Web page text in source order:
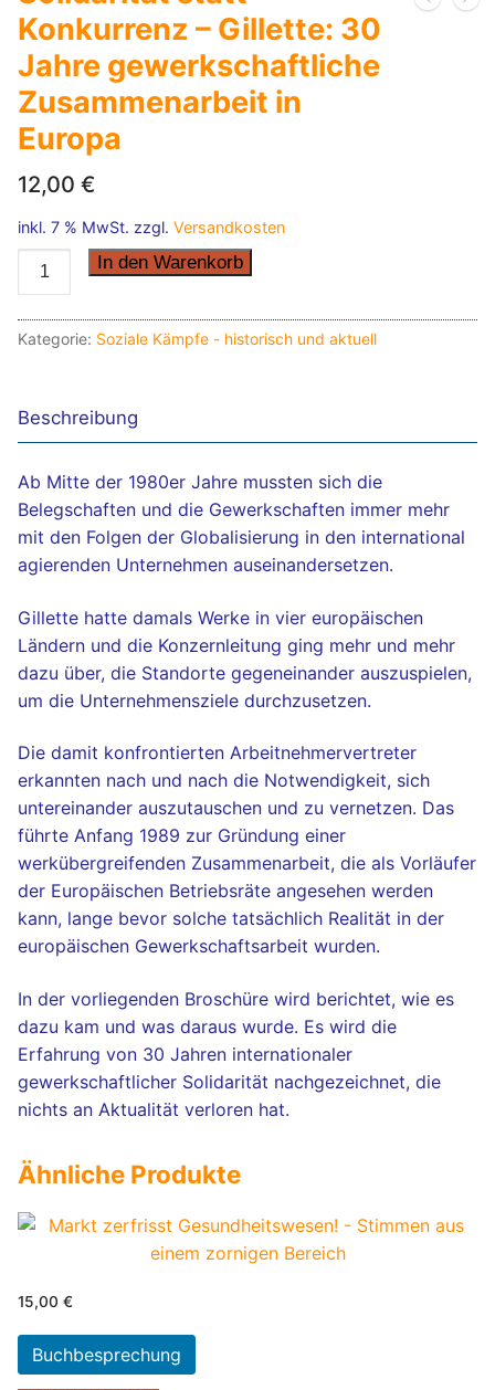
Konkurrenz – Gillette: 30
Jahre gewerkschaftliche
Zusammenarbeit in
Europa
12,00 €
inkl. 7 % MwSt. zzgl. Versandkosten
Solidarität
statt
Konkurrenz
-
Jahre
Zusammenarbeit
in
Europa
quantity
In den Warenkorb
Kategorie: Soziale Kämpfe - historisch und aktuell
Beschreibung
Ab Mitte der 1980er Jahre mussten sich die
Belegschaften und die Gewerkschaften immer mehr
mit den Folgen der Globalisierung in den international
agierenden Unternehmen auseinandersetzen.
Gillette hatte damals Werke in vier europäischen
Ländern und die Konzernleitung ging mehr und mehr
dazu über, die Standorte gegeneinander auszuspielen,
um die Unternehmensziele durchzusetzen.
Die damit konfrontierten Arbeitnehmervertreter
erkannten nach und nach die Notwendigkeit, sich
untereinander auszutauschen und zu vernetzen. Das
führte Anfang 1989 zur Gründung einer
werkübergreifenden Zusammenarbeit, die als Vorläufer
der Europäischen Betriebsräte angesehen werden
kann, lange bevor solche tatsächlich Realität in der
europäischen Gewerkschaftsarbeit wurden.
In der vorliegenden Broschüre wird berichtet, wie es
dazu kam und was daraus wurde. Es wird die
Erfahrung von 30 Jahren internationaler
gewerkschaftlicher Solidarität nachgezeichnet, die
nichts an Aktualität verloren hat.
Ähnliche Produkte
15,00 €
Buchbesprechung